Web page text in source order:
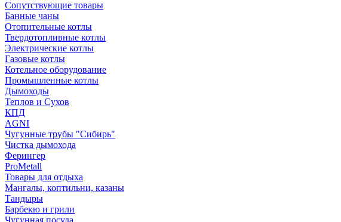
Сопутствующие товары
Банные чаны
Отопительные котлы
Твердотопливные котлы
Электрические котлы
Газовые котлы
Котельное оборудование
Промышленные котлы
Дымоходы
Теплов и Сухов
КПД
AGNI
Чугунные трубы "Сибирь"
Чистка дымохода
Ферингер
ProMetall
Товары для отдыха
Мангалы, коптильни, казаны
Тандыры
Барбекю и грили
Чугунная посуда